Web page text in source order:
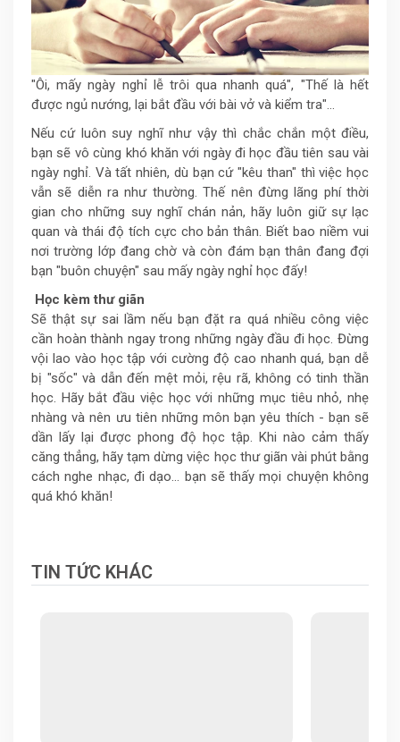
"Ôi, mấy ngày nghỉ lễ trôi qua nhanh quá", "Thế là hết
được ngủ nướng, lại bắt đầu với bài vở và kiểm tra"…
Nếu cứ luôn suy nghĩ như vậy thì chắc chắn một điều,
bạn sẽ vô cùng khó khăn với ngày đi học đầu tiên sau vài
ngày nghỉ. Và tất nhiên, dù bạn cứ "kêu than" thì việc học
vẫn sẽ diễn ra như thường. Thế nên đừng lãng phí thời
gian cho những suy nghĩ chán nản, hãy luôn giữ sự lạc
quan và thái độ tích cực cho bản thân. Biết bao niềm vui
nơi trường lớp đang chờ và còn đám bạn thân đang đợi
bạn "buôn chuyện" sau mấy ngày nghỉ học đấy!
Học kèm thư giãn
Sẽ thật sự sai lầm nếu bạn đặt ra quá nhiều công việc
cần hoàn thành ngay trong những ngày đầu đi học. Đừng
vội lao vào học tập với cường độ cao nhanh quá, bạn dễ
bị "sốc" và dẫn đến mệt mỏi, rệu rã, không có tinh thần
học. Hãy bắt đầu việc học với những mục tiêu nhỏ, nhẹ
nhàng và nên ưu tiên những môn bạn yêu thích - bạn sẽ
dần lấy lại được phong độ học tập. Khi nào cảm thấy
căng thẳng, hãy tạm dừng việc học thư giãn vài phút bằng
cách nghe nhạc, đi dạo... bạn sẽ thấy mọi chuyện không
quá khó khăn!
TIN TỨC KHÁC